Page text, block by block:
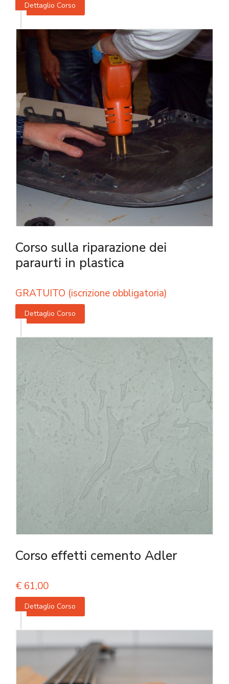
Dettaglio Corso
Corso sulla riparazione dei
paraurti in plastica
GRATUITO (iscrizione obbligatoria)
Dettaglio Corso
Corso effetti cemento Adler
€ 61,00
Dettaglio Corso